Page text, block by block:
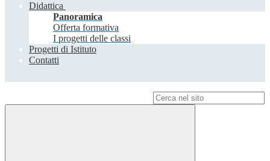
Didattica
Panoramica
Offerta formativa
I progetti delle classi
Progetti di Istituto
Contatti